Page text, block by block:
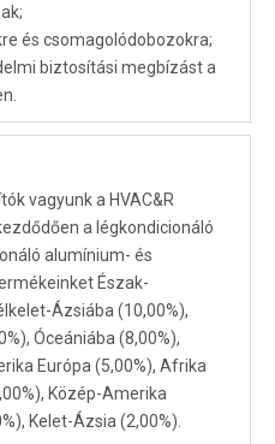
és csomagolódobozokra;
biztosítási megbízást a
vagyunk a HVAC&R
a légkondicionáló
alumínium- és
Észak-
Ázsiába (10,00%),
Óceániába (8,00%),
Európa (5,00%), Afrika
Közép-Amerika
Kelet-Ázsia (2,00%).